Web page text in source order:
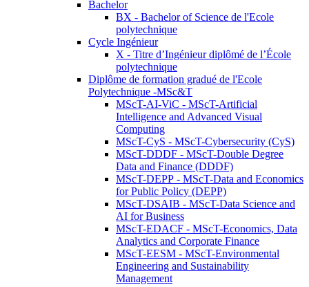
Bachelor
BX - Bachelor of Science de l'Ecole
polytechnique
Cycle Ingénieur
X - Titre d’Ingénieur diplômé de l’École
polytechnique
Diplôme de formation gradué de l'Ecole
Polytechnique -MSc&T
MScT-AI-ViC - MScT-Artificial
Intelligence and Advanced Visual
Computing
MScT-CyS - MScT-Cybersecurity (CyS)
MScT-DDDF - MScT-Double Degree
Data and Finance (DDDF)
MScT-DEPP - MScT-Data and Economics
for Public Policy (DEPP)
MScT-DSAIB - MScT-Data Science and
AI for Business
MScT-EDACF - MScT-Economics, Data
Analytics and Corporate Finance
MScT-EESM - MScT-Environmental
Engineering and Sustainability
Management